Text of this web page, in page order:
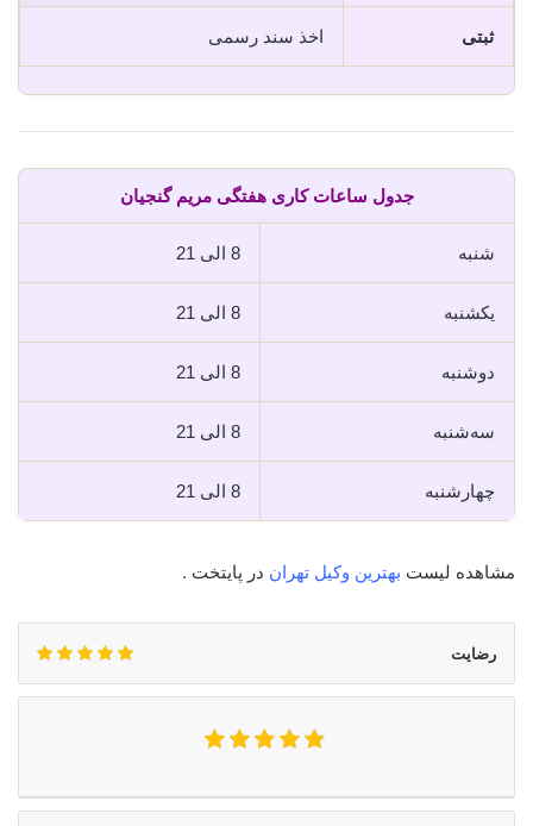
ثبتی اخذ سند رسمی
جدول ساعات کاری هفتگی مریم گنجیان
شنبه 8 الی 21
یکشنبه 8 الی 21
دوشنبه 8 الی 21
سه‌شنبه 8 الی 21
چهارشنبه 8 الی 21
مشاهده لیست بهترین وکیل تهران در پایتخت .
رضایت